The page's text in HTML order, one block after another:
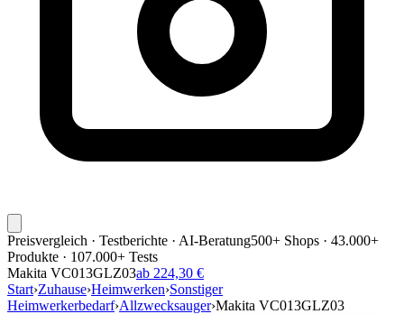
Preisvergleich · Testberichte · AI-Beratung500+ Shops · 43.000+
Produkte · 107.000+ Tests
Makita VC013GLZ03ab 224,30 €
Start›Zuhause›Heimwerken›Sonstiger
Heimwerkerbedarf›Allzwecksauger›Makita VC013GLZ03